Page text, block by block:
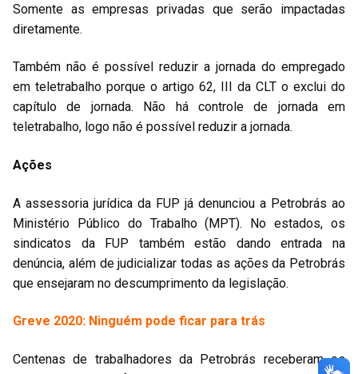
Somente as empresas privadas que serão impactadas
diretamente.
Também não é possível reduzir a jornada do empregado
em teletrabalho porque o artigo 62, III da CLT o exclui do
capítulo de jornada. Não há controle de jornada em
teletrabalho, logo não é possível reduzir a jornada.
Ações
A assessoria jurídica da FUP já denunciou a Petrobrás ao
Ministério Público do Trabalho (MPT). No estados, os
sindicatos da FUP também estão dando entrada na
denúncia, além de judicializar todas as ações da Petrobrás
que ensejaram no descumprimento da legislação.
Greve 2020: Ninguém pode ficar para trás
Centenas de trabalhadores da Petrobrás receberam os